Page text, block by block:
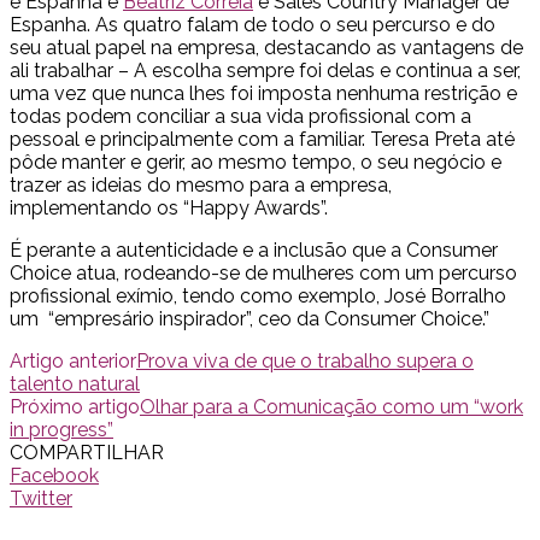
Espanha. As quatro falam de todo o seu percurso e do
seu atual papel na empresa, destacando as vantagens de
ali trabalhar – A escolha sempre foi delas e continua a ser,
uma vez que nunca lhes foi imposta nenhuma restrição e
todas podem conciliar a sua vida profissional com a
pessoal e principalmente com a familiar. Teresa Preta até
pôde manter e gerir, ao mesmo tempo, o seu negócio e
trazer as ideias do mesmo para a empresa,
implementando os “Happy Awards”.
É perante a autenticidade e a inclusão que a Consumer
Choice atua, rodeando-se de mulheres com um percurso
profissional exímio, tendo como exemplo, José Borralho
um “empresário inspirador”, ceo da Consumer Choice.”
Artigo anteriorProva viva de que o trabalho supera o
talento natural
Próximo artigoOlhar para a Comunicação como um “work
in progress”
COMPARTILHAR
Facebook
Twitter